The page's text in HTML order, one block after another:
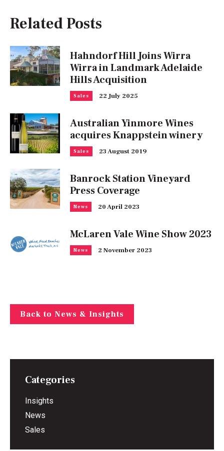
Related Posts
Hahndorf Hill Joins Wirra
Wirra in Landmark Adelaide
Hills Acquisition
Sales 22 July 2025
Australian Yinmore Wines
acquires Knappstein winery
Sales 23 August 2019
Banrock Station Vineyard
Press Coverage
News 20 April 2023
McLaren Vale Wine Show 2023
News 2 November 2023
Back to News & Insights
Categories
Insights
News
Sales